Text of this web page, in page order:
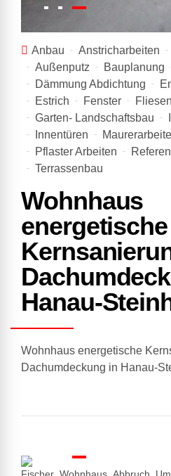
Anbau Anstricharbeiten
Außenputz
Bauplanung
Dämmung Abdichtung
Estrich
Fenster Fliesen
Garten- Landschaftsbau
Innentüren
Pflaster Arbeiten
Terrassenbau
Wohnhaus
energetische
Hanau-
Wohnhaus energetische
Dachumdeckung in Hanau-